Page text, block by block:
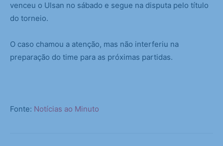
venceu o Ulsan no sábado e segue na disputa pelo título
do torneio.
O caso chamou a atenção, mas não interferiu na
preparação do time para as próximas partidas.
Fonte: Notícias ao Minuto